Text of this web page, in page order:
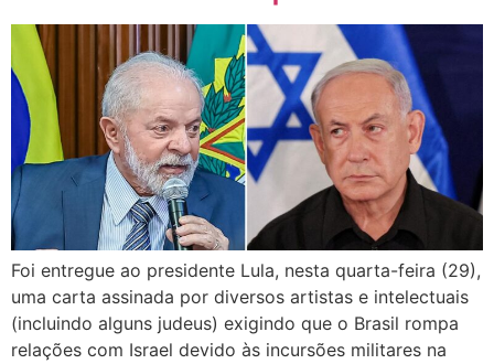
Foi entregue ao presidente Lula, nesta quarta-feira (29),
uma carta assinada por diversos artistas e intelectuais
(incluindo alguns judeus) exigindo que o Brasil rompa
relações com Israel devido às incursões militares na